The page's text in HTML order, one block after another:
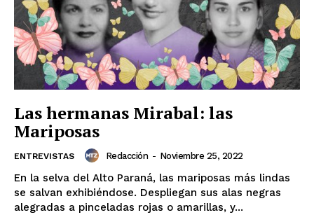
Las hermanas Mirabal: las
Mariposas
ENTREVISTAS Redacción - Noviembre 25, 2022
En la selva del Alto Paraná, las mariposas más lindas
se salvan exhibiéndose. Despliegan sus alas negras
alegradas a pinceladas rojas o amarillas, y...